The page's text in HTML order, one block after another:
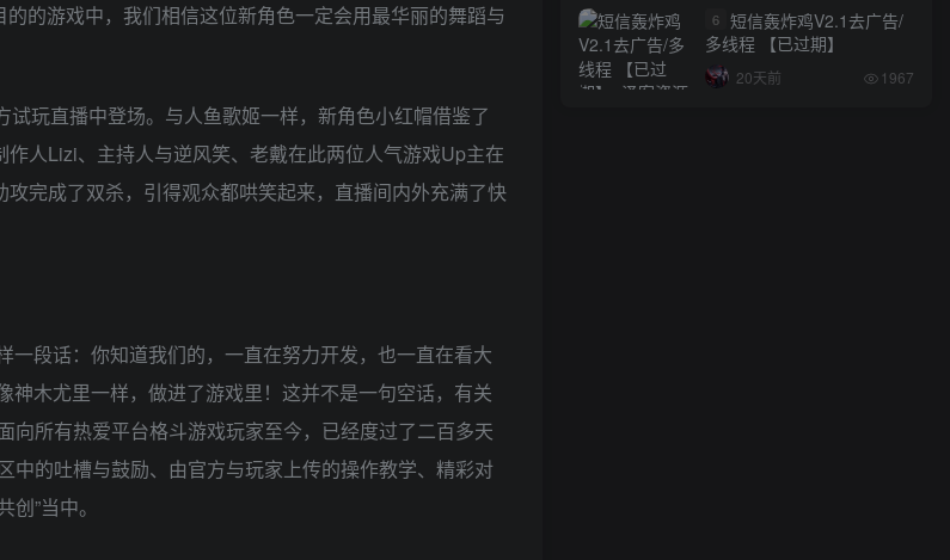
的游戏中，我们相信这位新角色一定会用最华丽的舞蹈与
玩直播中登场。与人鱼歌姬一样，新角色小红帽借鉴了
人Lizi、主持人与逆风笑、老戴在此两位人气游戏Up主在
完成了双杀，引得观众都哄笑起来，直播间内外充满了快
段话：你知道我们的，一直在努力开发，也一直在看大
木尤里一样，做进了游戏里！这并不是一句空话，有关
向所有热爱平台格斗游戏玩家至今，已经度过了二百多天
中的吐槽与鼓励、由官方与玩家上传的操作教学、精彩对
”当中。
6 短信轰炸鸡V2.1去广告/
多线程 【已过期】
20天前 1967